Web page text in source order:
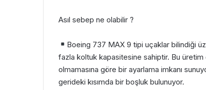
Asıl sebep ne olabilir ?
Boeing 737 MAX 9 tipi uçaklar bilindiği
fazla koltuk kapasitesine sahiptir. Bu
olmamasına göre bir ayarlama imkanı
gerideki kısımda bir boşluk bulunuyor.